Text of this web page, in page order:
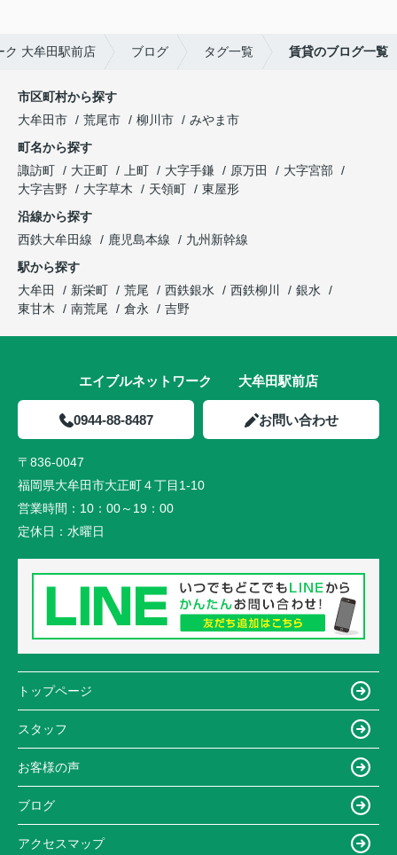
ク 大牟田駅前店 ブログ タグ一覧 賃貸のブログ一覧
市区町村から探す
大牟田市
荒尾市 柳川市
みやま市
町名から探す
諏訪町
大正町 上町 大字手鎌 原万田
大字宮部
大字吉野
大字草木 天領町
東屋形
沿線から探す
西鉄大牟田線
鹿児島本線
九州新幹線
駅から探す
大牟田
新栄町 荒尾 西鉄銀水 西鉄柳川
銀水
東甘木
南荒尾 倉永 吉野
エイブルネットワーク 大牟田駅前店
0944-88-8487 お問い合わせ
〒836-0047
福岡県大牟田市大正町４丁目1-10
営業時間： 10：00～19：00
定休日： 水曜日
トップページ
スタッフ
お客様の声
ブログ
アクセスマップ